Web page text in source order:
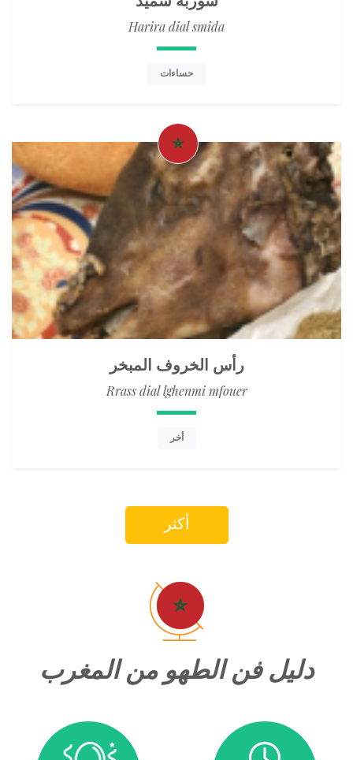
Harira dial smida
حساءات
رأس الخروف المبخر
Rrass dial lghenmi mfouer
أخر
أكثر
دليل فن الطهو من المغرب